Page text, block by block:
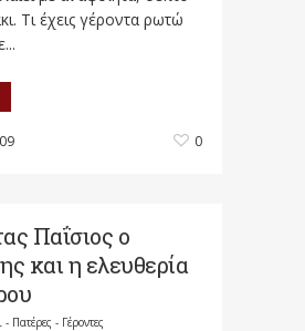
Τι έχεις γέροντα ρωτώ
0
Παΐσιος ο
και η ελευθερία
- Πατέρες - Γέροντες